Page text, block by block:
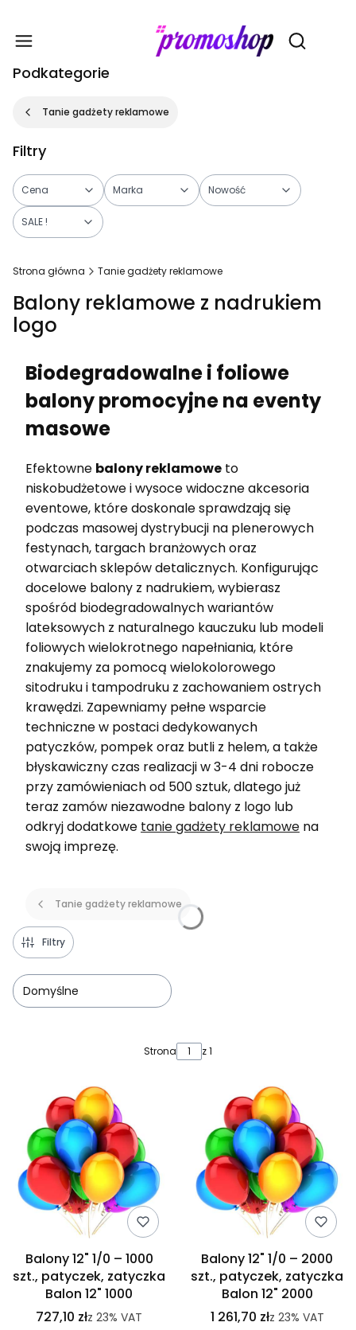
Otwórz
Podkategorie
Tanie gadżety reklamowe
Filtry
Cena Marka Nowość
SALE !
Strona główna Tanie gadżety reklamowe
Balony reklamowe z nadrukiem
logo
Biodegradowalne i foliowe
balony promocyjne na eventy
masowe
Efektowne balony reklamowe to
niskobudżetowe i wysoce widoczne akcesoria
eventowe, które doskonale sprawdzają się
podczas masowej dystrybucji na plenerowych
festynach, targach branżowych oraz
otwarciach sklepów detalicznych. Konfigurując
docelowe balony z nadrukiem, wybierasz
spośród biodegradowalnych wariantów
lateksowych z naturalnego kauczuku lub modeli
foliowych wielokrotnego napełniania, które
znakujemy za pomocą wielokolorowego
sitodruku i tampodruku z zachowaniem ostrych
krawędzi. Zapewniamy pełne wsparcie
techniczne w postaci dedykowanych
patyczków, pompek oraz butli z helem, a także
błyskawiczny czas realizacji w 3-4 dni robocze
przy zamówieniach od 500 sztuk, dlatego już
teraz zamów niezawodne balony z logo lub
odkryj dodatkowe tanie gadżety reklamowe na
swoją imprezę.
Tanie gadżety reklamowe
Filtry
Domyślne
Strona z 1
Balony 12" 1/0 – 1000
szt., patyczek, zatyczka
Balon 12" 1000
727,10 złz 23% VAT
Balony 12" 1/0 – 2000
szt., patyczek, zatyczka
Balon 12" 2000
1 261,70 złz 23% VAT